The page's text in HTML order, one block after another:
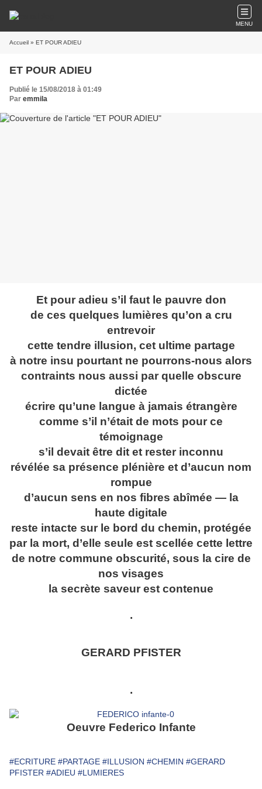
MENU
Accueil » ET POUR ADIEU
ET POUR ADIEU
Publié le 15/08/2018 à 01:49
Par emmila
Et pour adieu s’il faut le pauvre don
de ces quelques lumières qu’on a cru
entrevoir
cette tendre illusion, cet ultime partage
à notre insu pourtant ne pourrons-nous alors
contraints nous aussi par quelle obscure
dictée
écrire qu’une langue à jamais étrangère
comme s’il n’était de mots pour ce
témoignage
s’il devait être dit et rester inconnu
révélée sa présence plénière et d’aucun nom
rompue
d’aucun sens en nos fibres abîmée — la
haute digitale
reste intacte sur le bord du chemin, protégée
par la mort, d’elle seule est scellée cette lettre
de notre commune obscurité, sous la cire de
nos visages
la secrète saveur est contenue
.
GERARD PFISTER
.
Oeuvre Federico Infante
#ECRITURE #PARTAGE #ILLUSION #CHEMIN #GERARD
PFISTER #ADIEU #LUMIERES